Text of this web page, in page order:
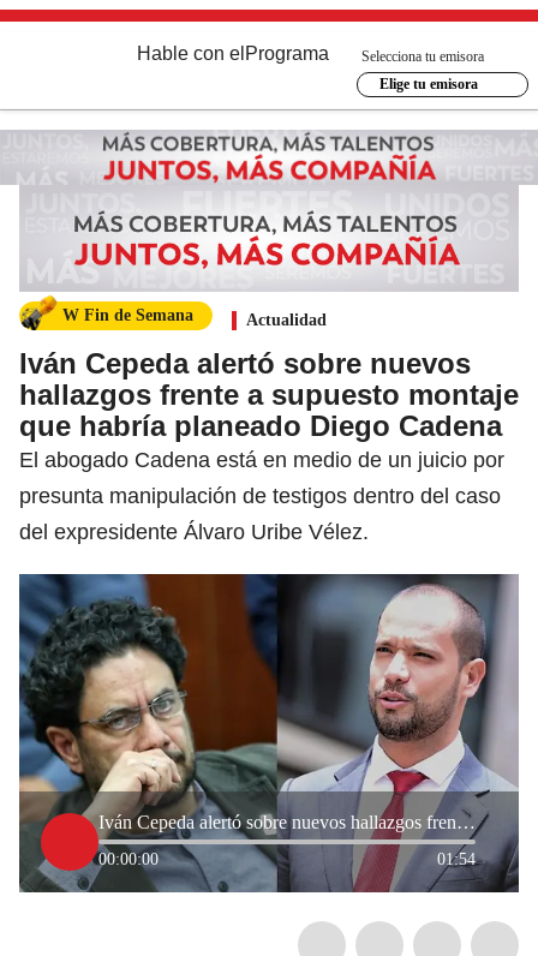
Hable con el Programa
Selecciona tu emisora
Elige tu emisora
W Fin de Semana Actualidad
Iván Cepeda alertó sobre nuevos
hallazgos frente a supuesto montaje
que habría planeado Diego Cadena
El abogado Cadena está en medio de un juicio por
presunta manipulación de testigos dentro del caso
del expresidente Álvaro Uribe Vélez.
Iván Cepeda alertó sobre nuevos hallazgos frente a supuesto montaje que habría planeado Diego Cadena
00:00:00 01:54